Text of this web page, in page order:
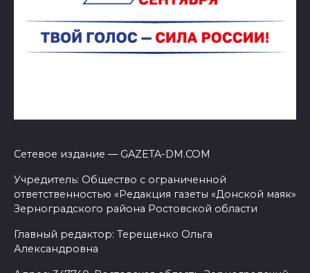
Сетевое издание — GAZETA-DM.COM
Учредитель: Общество с ограниченной
ответственностью «Редакция газеты «Донской маяк»
Зерноградского района Ростовской области
Главный редактор: Терещенко Ольга
Александровна